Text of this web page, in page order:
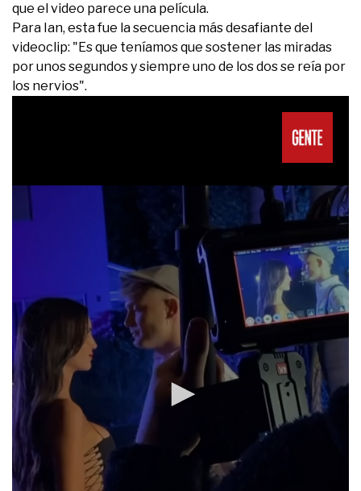
que el video parece una película.
Para Ian, esta fue la secuencia más desafiante del
videoclip: "Es que teníamos que sostener las miradas
por unos segundos y siempre uno de los dos se reía por
los nervios".